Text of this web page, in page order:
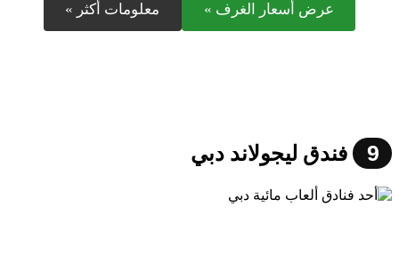
عرض أسعار الغرف » معلومات أكثر »
9 فندق ليجولاند دبي